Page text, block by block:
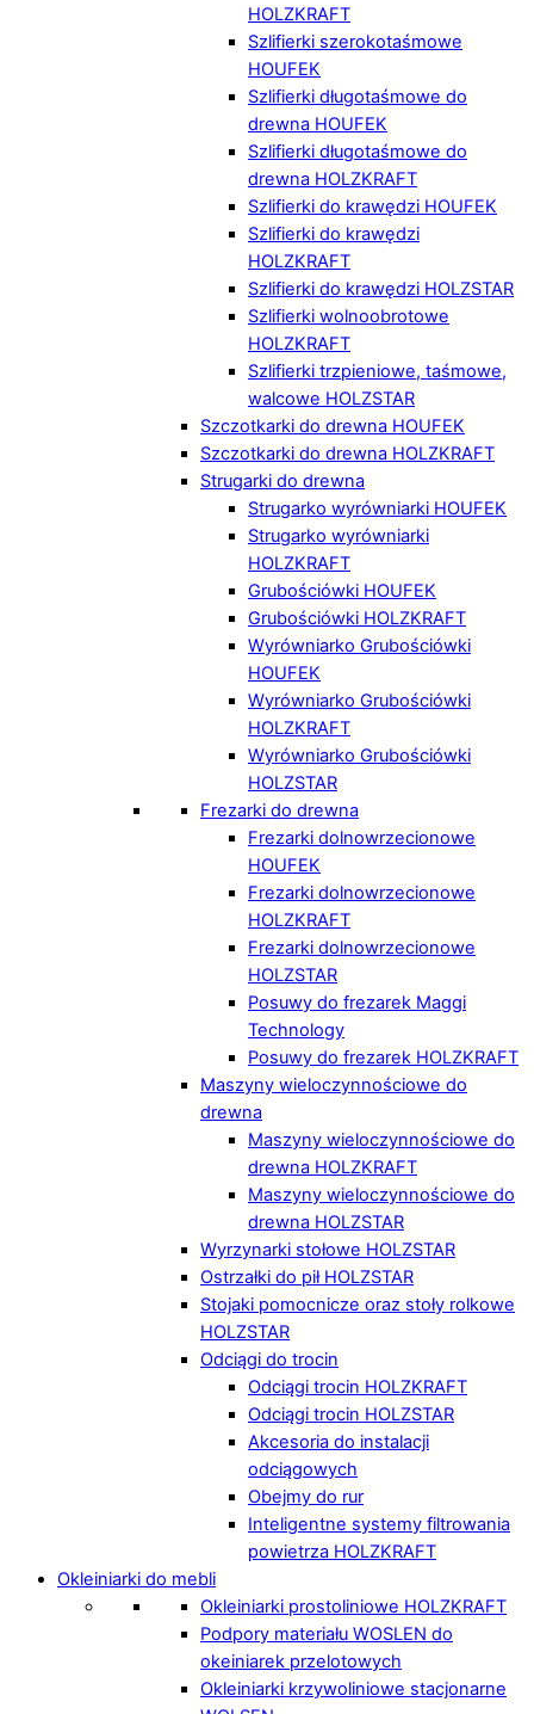
HOLZKRAFT
Szlifierki szerokotaśmowe
HOUFEK
Szlifierki długotaśmowe do
drewna HOUFEK
Szlifierki długotaśmowe do
drewna HOLZKRAFT
Szlifierki do krawędzi HOUFEK
Szlifierki do krawędzi
HOLZKRAFT
Szlifierki do krawędzi HOLZSTAR
Szlifierki wolnoobrotowe
HOLZKRAFT
Szlifierki trzpieniowe, taśmowe,
walcowe HOLZSTAR
Szczotkarki do drewna HOUFEK
Szczotkarki do drewna HOLZKRAFT
Strugarki do drewna
Strugarko wyrówniarki HOUFEK
Strugarko wyrówniarki
HOLZKRAFT
Grubościówki HOUFEK
Grubościówki HOLZKRAFT
Wyrówniarko Grubościówki
HOUFEK
Wyrówniarko Grubościówki
HOLZKRAFT
Wyrówniarko Grubościówki
HOLZSTAR
Frezarki do drewna
Frezarki dolnowrzecionowe
HOUFEK
Frezarki dolnowrzecionowe
HOLZKRAFT
Frezarki dolnowrzecionowe
HOLZSTAR
Posuwy do frezarek Maggi
Technology
Posuwy do frezarek HOLZKRAFT
Maszyny wieloczynnościowe do
drewna
Maszyny wieloczynnościowe do
drewna HOLZKRAFT
Maszyny wieloczynnościowe do
drewna HOLZSTAR
Wyrzynarki stołowe HOLZSTAR
Ostrzałki do pił HOLZSTAR
Stojaki pomocnicze oraz stoły rolkowe
HOLZSTAR
Odciągi do trocin
Odciągi trocin HOLZKRAFT
Odciągi trocin HOLZSTAR
Akcesoria do instalacji
odciągowych
Obejmy do rur
Inteligentne systemy filtrowania
powietrza HOLZKRAFT
Okleiniarki do mebli
Okleiniarki prostoliniowe HOLZKRAFT
Podpory materiału WOSLEN do
okeiniarek przelotowych
Okleiniarki krzywoliniowe stacjonarne